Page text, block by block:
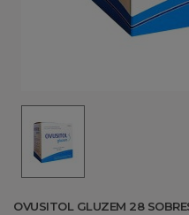
OVUSITOL GLUZEM 28